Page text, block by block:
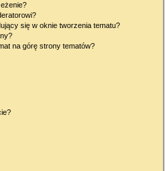
się w oknie tworzenia tematu?
na górę strony tematów?